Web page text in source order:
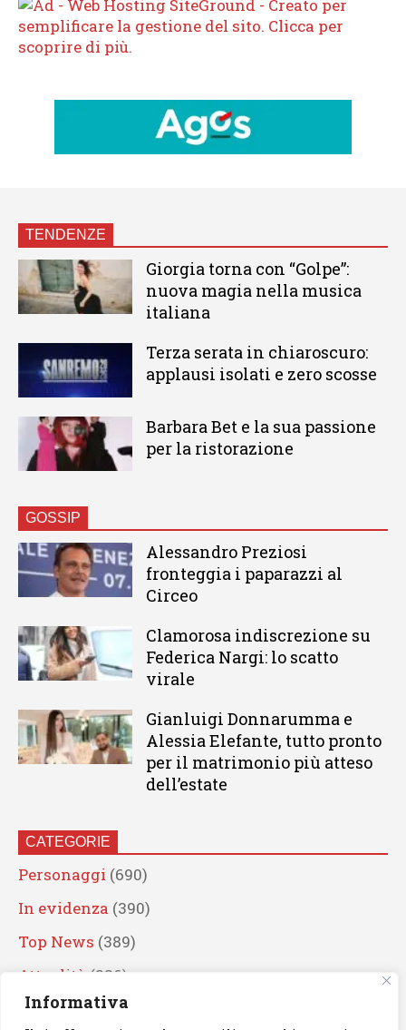
Informativa
TENDENZE
Giorgia torna con “Golpe”:
nuova magia nella musica
italiana
Terza serata in chiaroscuro:
applausi isolati e zero scosse
Barbara Bet e la sua passione
per la ristorazione
GOSSIP
Alessandro Preziosi
fronteggia i paparazzi al
Circeo
Clamorosa indiscrezione su
Federica Nargi: lo scatto
virale
Gianluigi Donnarumma e
Alessia Elefante, tutto pronto
per il matrimonio più atteso
dell’estate
CATEGORIE
Personaggi (690)
In evidenza (390)
Top News (389)
Attualità (336)
Eventi(330)